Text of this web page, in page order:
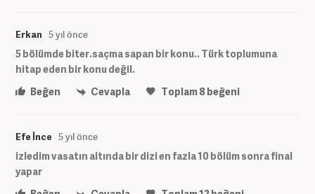
Erkan 5 yıl önce
5 bölümde biter.saçma sapan bir konu.. Türk toplumuna
hitap eden bir konu değil.
Beğen
Cevapla Toplam8beğeni
Efe İnce 5 yıl önce
izledim vasatın altında bir dizi en fazla 10 bölüm sonra final
yapar